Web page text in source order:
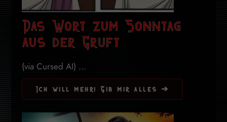
Das Wort zum Sonntag
aus der Gruft
(via Cursed AI) ...
Ich will mehr! Gib mir alles ➔